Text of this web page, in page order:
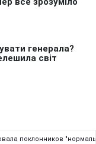
поклонников